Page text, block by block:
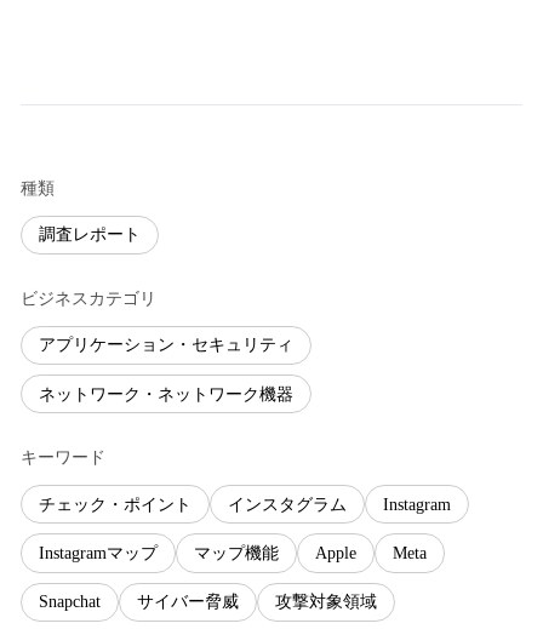
種類
調査レポート
ビジネスカテゴリ
アプリケーション・セキュリティ
ネットワーク・ネットワーク機器
キーワード
チェック・ポイント インスタグラム Instagram
Instagramマップ マップ機能 Apple Meta
Snapchat サイバー脅威 攻撃対象領域